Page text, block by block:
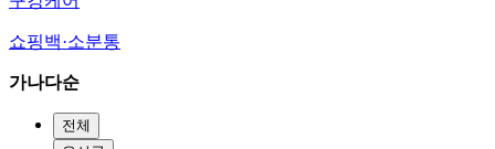
쇼핑백·소분통
가나다순
전체